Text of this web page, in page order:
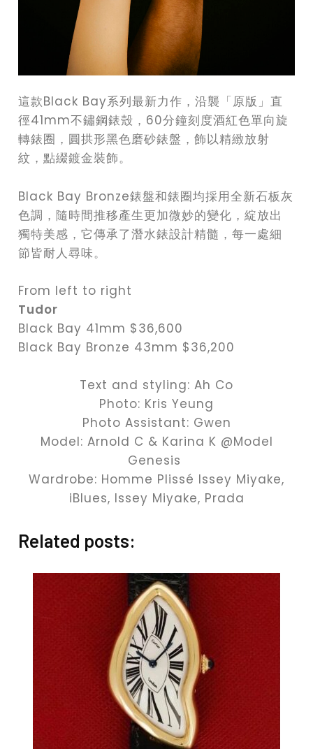
這款Black Bay系列最新力作，沿襲「原版」直
徑41mm不鏽鋼錶殼，60分鐘刻度酒紅色單向旋
轉錶圈，圓拱形黑色磨砂錶盤，飾以精緻放射
紋，點綴鍍金裝飾。
Black Bay Bronze錶盤和錶圈均採用全新石板灰
色調，隨時間推移產生更加微妙的變化，綻放出
獨特美感，它傳承了潛水錶設計精髓，每一處細
節皆耐人尋味。
From left to right
Tudor
Black Bay 41mm $36,600
Black Bay Bronze 43mm $36,200
Text and styling: Ah Co
Photo: Kris Yeung
Photo Assistant: Gwen
Model: Arnold C & Karina K @Model
Genesis
Wardrobe: Homme Plissé Issey Miyake,
iBlues, Issey Miyake, Prada
Related posts: